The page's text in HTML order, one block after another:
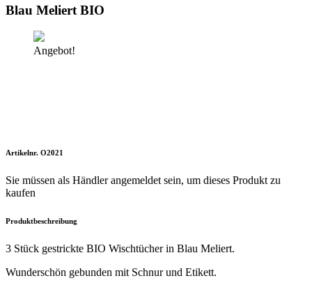
Blau Meliert BIO
Angebot!
Artikelnr. O2021
Sie müssen als Händler angemeldet sein, um dieses Produkt zu
kaufen
Produktbeschreibung
3 Stück gestrickte BIO Wischtücher in Blau Meliert.
Wunderschön gebunden mit Schnur und Etikett.